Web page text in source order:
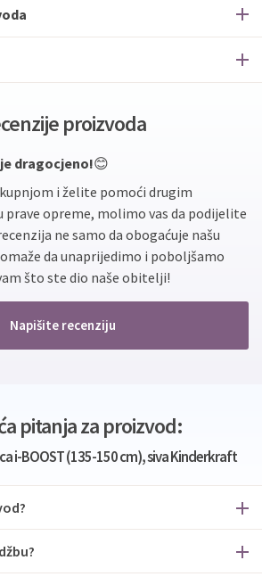
proizvoda
dragocjeno!😊
i želite pomoći drugim
opreme, molimo vas da podijelite
ne samo da obogaćuje našu
da unaprijedimo i poboljšamo
što ste dio naše obitelji!
Napišite recenziju
pitanja za proizvod:
i-BOOST (135-150 cm), siva Kinderkraft